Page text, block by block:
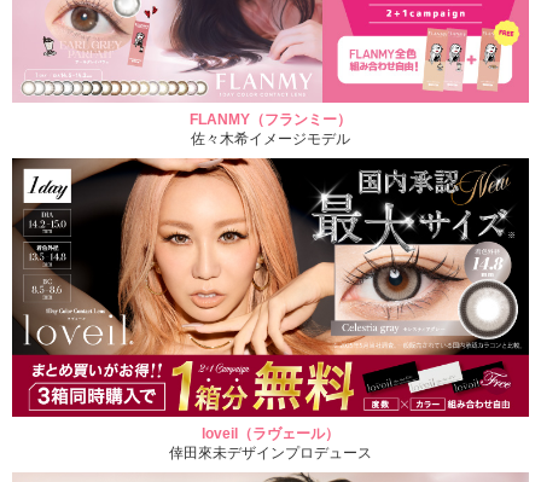
FLANMY（フランミー）
佐々木希イメージモデル
loveil（ラヴェール）
倖田來未デザインプロデュース